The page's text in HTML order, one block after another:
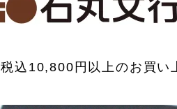
税込10,800円以上のお買い